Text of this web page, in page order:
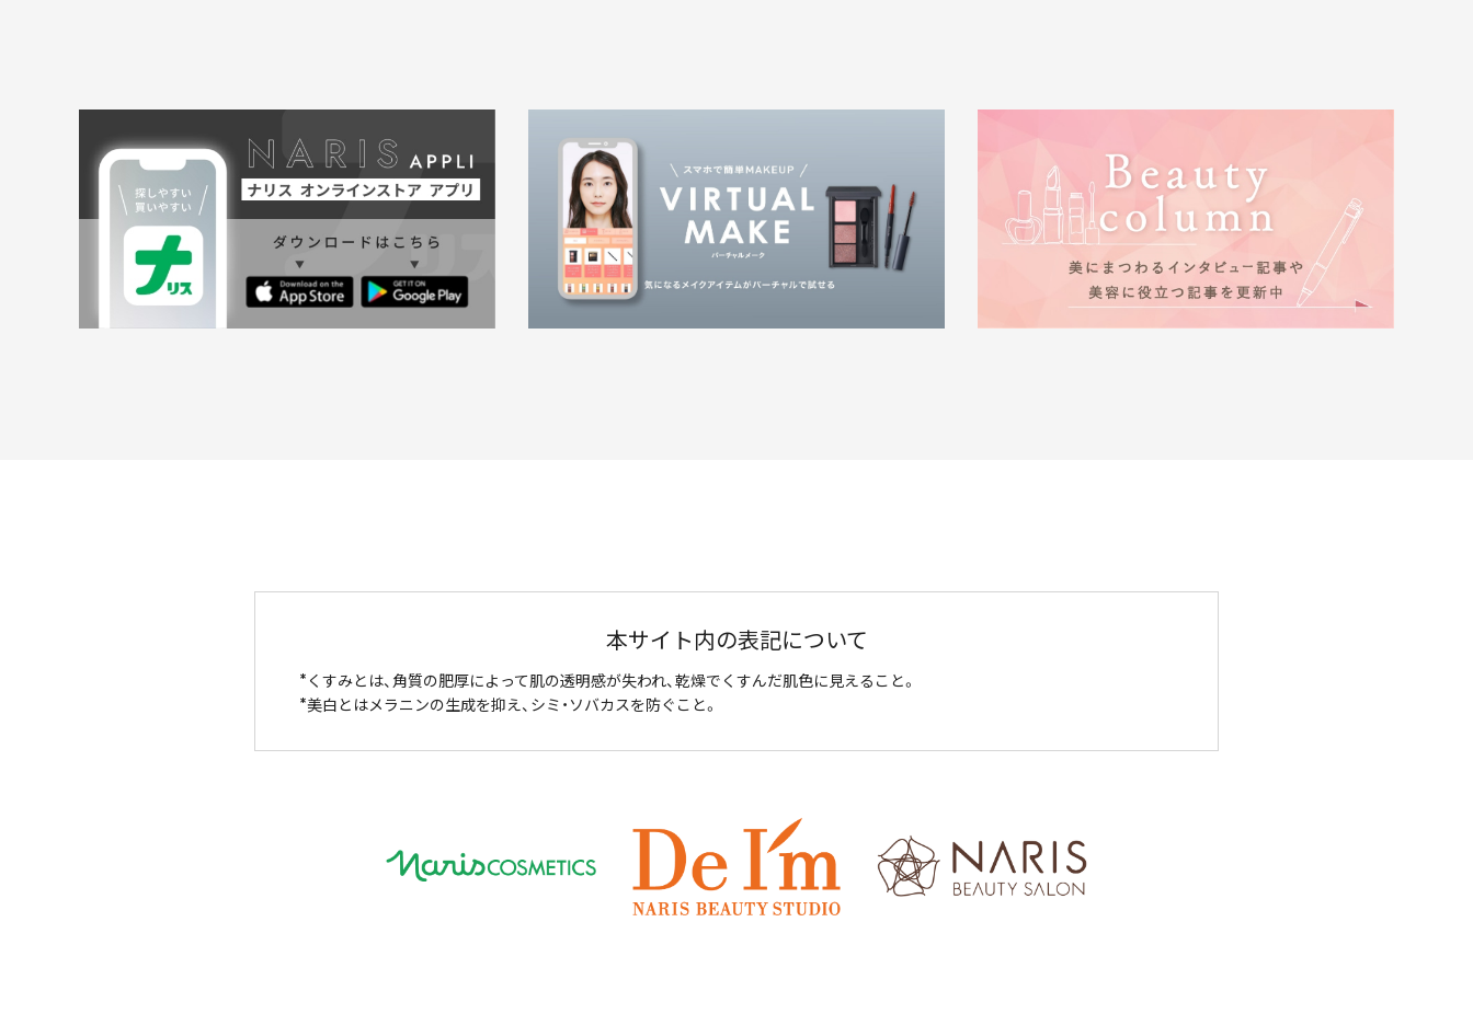
本サイト内の表記について
くすみとは、角質の肥厚によって肌の透明感が失われ、乾燥でくすんだ肌色に見えること。
美白とはメラニンの生成を抑え、シミ・ソバカスを防ぐこと。